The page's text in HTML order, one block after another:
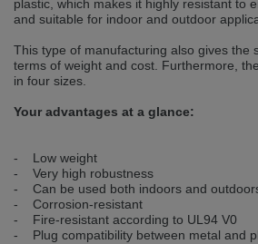
selected one. This website is also available in
switch to the German version?
Switch to German version Stay on this
angezeigte bevorzugt. Diese Webseite ist auch
Möchten Sie zur Deutschen Version wechseln?
We have detected, that your browser prefers
selected one. This website is also available in
switch to the Czech version?
plastic, which makes it highly resistant to
and suitable for indoor and outdoor
This type of manufacturing also gives the
terms of weight and cost. Furthermore,
in four sizes.
Your advantages at a glance:
- Low weight
- Very high robustness
- Can be used both indoors and
- Corrosion-resistant
- Fire-resistant according to UL94 V0
- Plug compatibility between metal and